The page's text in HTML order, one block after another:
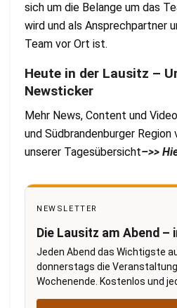
sich um die Belange um das
wird und als Ansprechpartner
Team vor Ort ist.
Heute in der Lausitz –
Newsticker
Mehr News, Content und
und Südbrandenburger
unserer Tagesübersicht–>>
NEWSLETTER
Die Lausitz am Abend –
Jeden Abend das Wichtigste
donnerstags die
Wochenende. Kostenlos und